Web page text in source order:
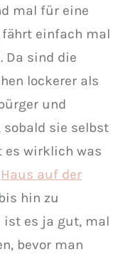
mal für eine
fährt einfach mal
Da sind die
lockerer als
und
sobald sie selbst
es wirklich was
Haus auf der
bis hin zu
ist es ja gut, mal
bevor man